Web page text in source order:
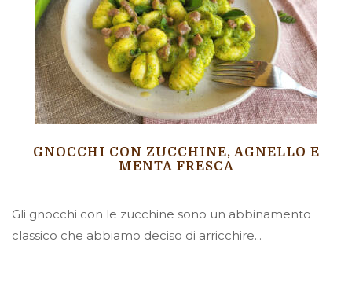
GNOCCHI CON ZUCCHINE, AGNELLO E
MENTA FRESCA
Gli gnocchi con le zucchine sono un abbinamento
classico che abbiamo deciso di arricchire...